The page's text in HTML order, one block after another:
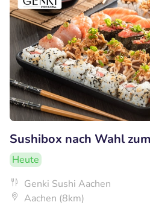
Sushibox nach Wahl
Heute
Genki Sushi Aachen
Aachen (8km)